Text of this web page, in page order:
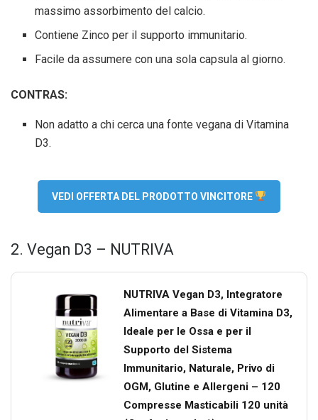
massimo assorbimento del calcio.
Contiene Zinco per il supporto immunitario.
Facile da assumere con una sola capsula al giorno.
CONTRAS:
Non adatto a chi cerca una fonte vegana di Vitamina
D3.
VEDI OFFERTA DEL PRODOTTO VINCITORE
2. Vegan D3 – NUTRIVA
NUTRIVA Vegan D3, Integratore
Alimentare a Base di Vitamina D3,
Ideale per le Ossa e per il
Supporto del Sistema
Immunitario, Naturale, Privo di
OGM, Glutine e Allergeni – 120
Compresse Masticabili 120 unità